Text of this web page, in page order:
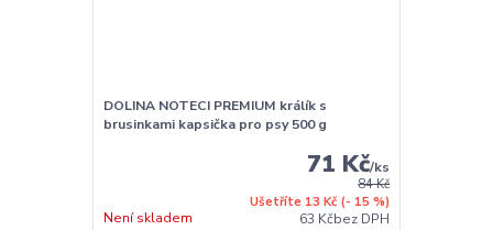
DOLINA NOTECI PREMIUM králík s
brusinkami kapsička pro psy 500 g
84 Kč
Ušetříte 13 Kč (- 15 %)
71 Kč/ks
63 Kčbez DPH
Není skladem